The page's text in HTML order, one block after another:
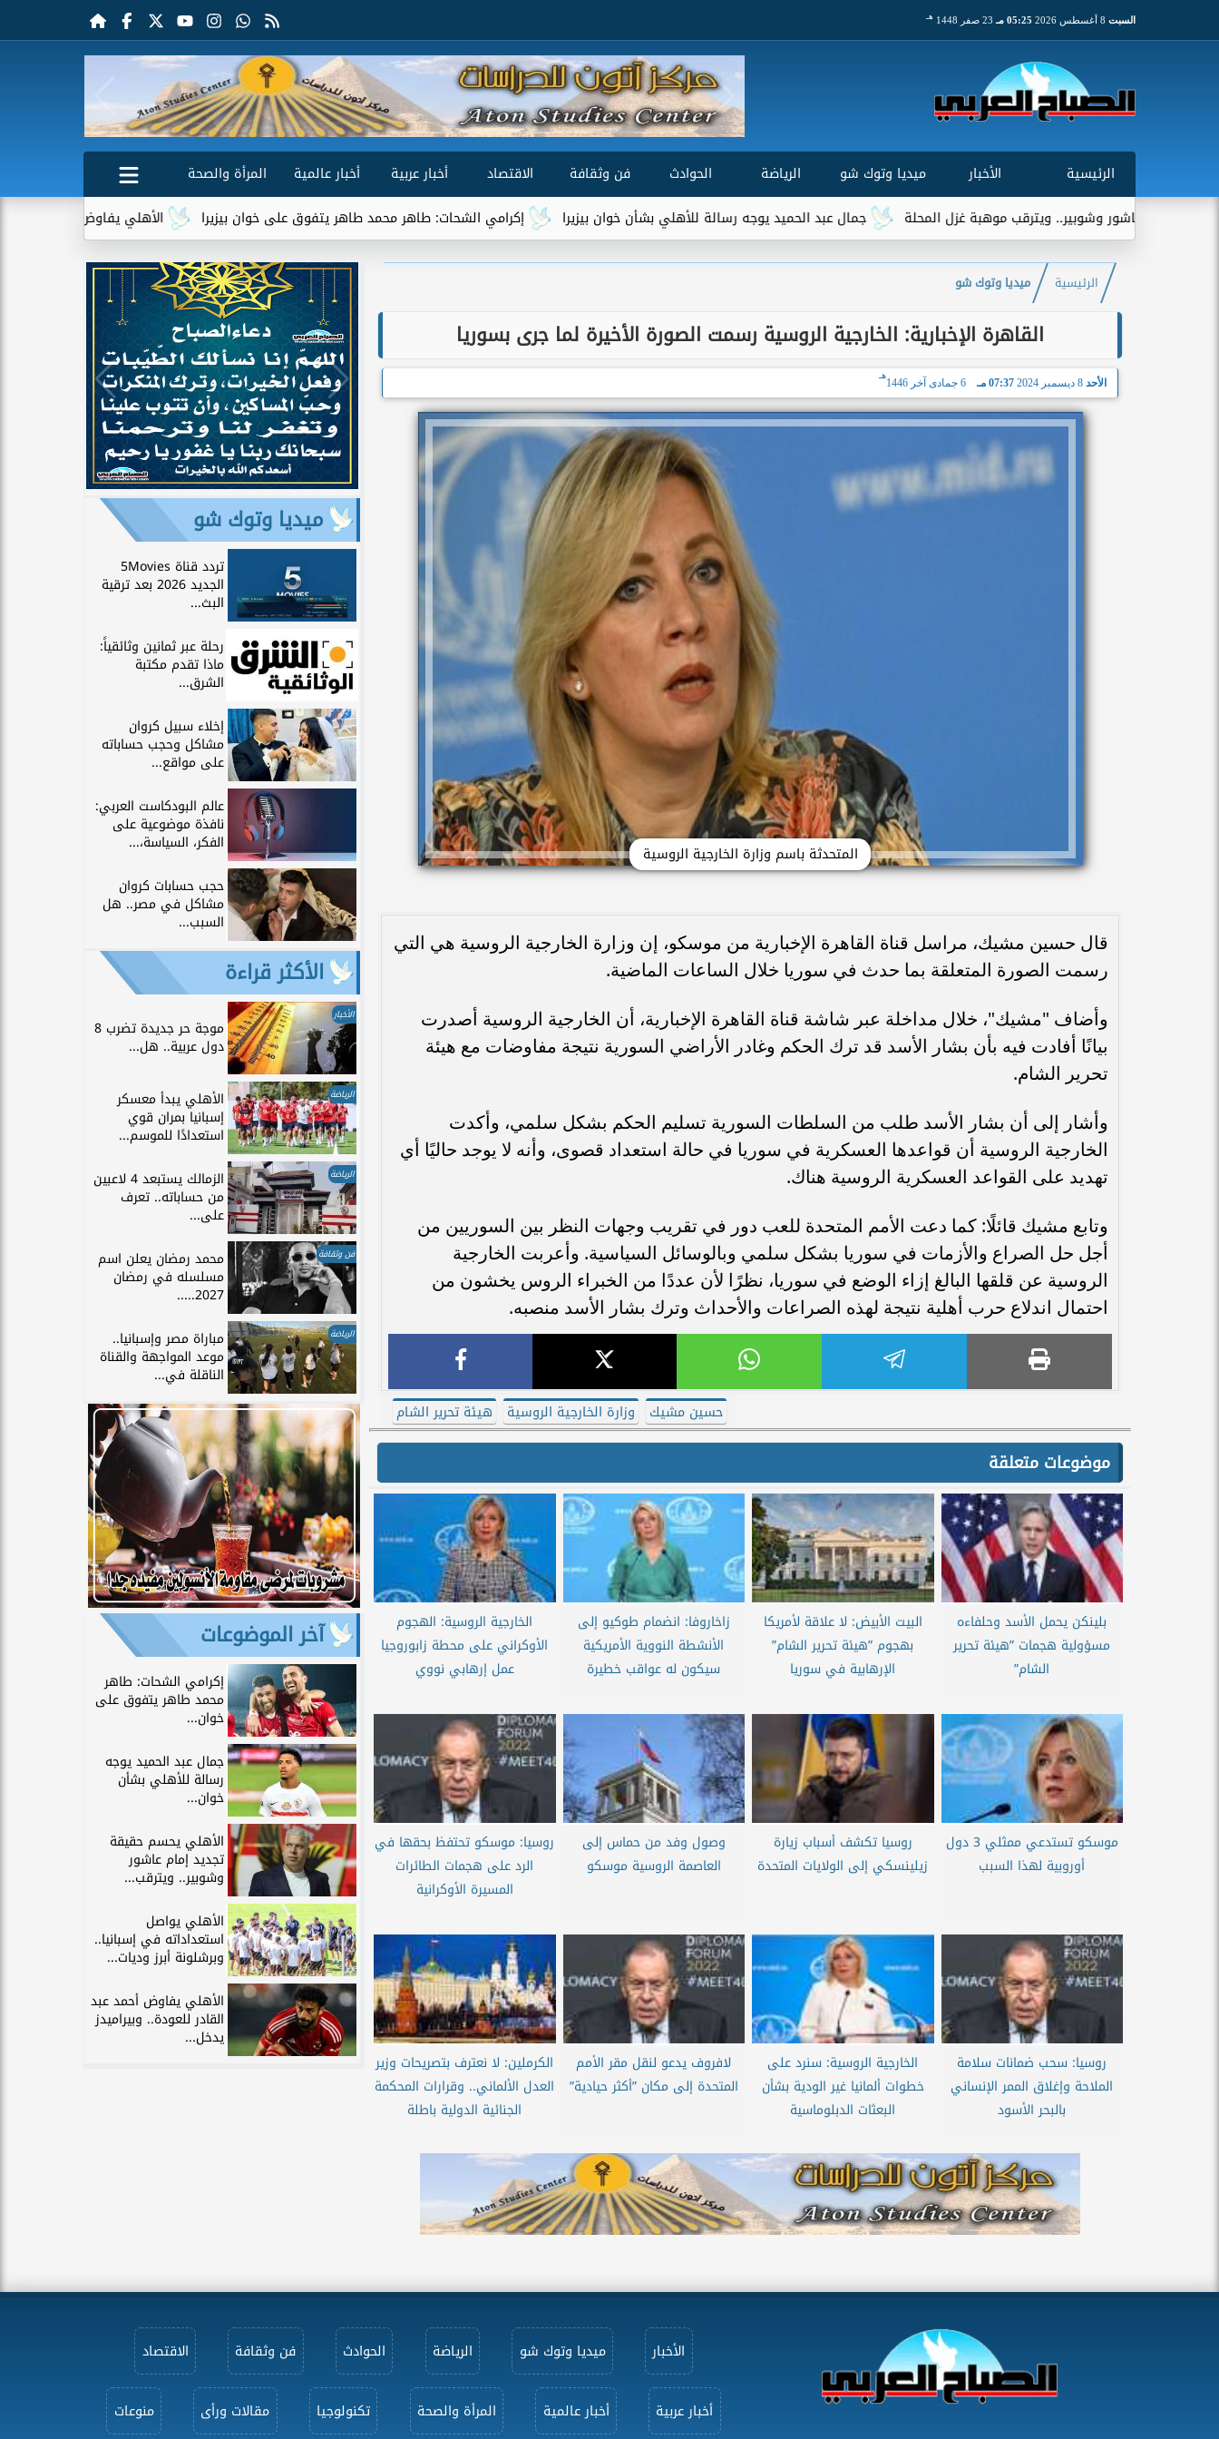
السبت 05:25 مـ 23 صفر 1448 هـ
الرئيسية الأخبار ميديا وتوك شو الرياضة الحوادث فن وثقافة الاقتصاد أخبار عربية أخبار عالمية
المرأة والصحة
الأهلي يفاوض أحمد عبد القادر
إكرامي الشحات: طاهر محمد طاهر يتفوق على خوان بيزيرا جمال عبد الحميد يوجه رسالة للأهلي بشأن خوان بيزيرا عاشور وشوبير.. ويترقب موهبة غزل المحلة
الرئيسية ميديا وتوك شو
القاهرة الإخبارية: الخارجية الروسية رسمت الصورة الأخيرة لما جرى بسوريا
الأحد 8 ديسمبر 2024 07:37 مـ 6 جمادى آخر 1446
هـ
المتحدثة باسم وزارة الخارجية الروسية
قال حسين مشيك، مراسل قناة القاهرة الإخبارية من موسكو، إن وزارة الخارجية الروسية هي التي
رسمت الصورة المتعلقة بما حدث في سوريا خلال الساعات الماضية.
وأضاف "مشيك"، خلال مداخلة عبر شاشة قناة القاهرة الإخبارية، أن الخارجية الروسية أصدرت
بيانًا أفادت فيه بأن بشار الأسد قد ترك الحكم وغادر الأراضي السورية نتيجة مفاوضات مع هيئة
تحرير الشام.
وأشار إلى أن بشار الأسد طلب من السلطات السورية تسليم الحكم بشكل سلمي، وأكدت
الخارجية الروسية أن قواعدها العسكرية في سوريا في حالة استعداد قصوى، وأنه لا يوجد حاليًا أي
تهديد على القواعد العسكرية الروسية هناك.
وتابع مشيك قائلًا: كما دعت الأمم المتحدة للعب دور في تقريب وجهات النظر بين السوريين من
أجل حل الصراع والأزمات في سوريا بشكل سلمي وبالوسائل السياسية. وأعربت الخارجية
الروسية عن قلقها البالغ إزاء الوضع في سوريا، نظرًا لأن عددًا من الخبراء الروس يخشون من
احتمال اندلاع حرب أهلية نتيجة لهذه الصراعات والأحداث وترك بشار الأسد منصبه.
حسين مشيك وزارة الخارجية الروسية هيئة تحرير الشام
موضوعات متعلقة
بلينكن يحمل الأسد وحلفاءه
مسؤولية هجمات ”هيئة تحرير
الشام”
البيت الأبيض: لا علاقة لأمريكا
بهجوم ”هيئة تحرير الشام”
الإرهابية في سوريا
زاخاروفا: انضمام طوكيو إلى
الأنشطة النووية الأمريكية
سيكون له عواقب خطيرة
الخارجية الروسية: الهجوم
الأوكراني على محطة زابوروجيا
عمل إرهابي نووي
موسكو تستدعي ممثلي 3 دول
أوروبية لهذا السبب
روسيا تكشف أسباب زيارة
زيلينسكي إلى الولايات المتحدة
وصول وفد من حماس إلى
العاصمة الروسية موسكو
روسيا: موسكو تحتفظ بحقها في
الرد على هجمات الطائرات
المسيرة الأوكرانية
روسيا: سحب ضمانات سلامة
الملاحة وإغلاق الممر الإنساني
بالبحر الأسود
الخارجية الروسية: سنرد على
خطوات ألمانيا غير الودية بشأن
البعثات الدبلوماسية
لافروف يدعو لنقل مقر الأمم
المتحدة إلى مكان ”أكثر حيادية”
الكرملين: لا نعترف بتصريحات وزير
العدل الألماني.. وقرارات المحكمة
الجنائية الدولية باطلة
ميديا وتوك شو
تردد قناة 5Movies
الجديد 2026 بعد ترقية
البث...
رحلة عبر ثمانين وثائقياً:
ماذا تقدم مكتبة
الشرق...
إخلاء سبيل كروان
مشاكل وحجب حساباته
على مواقع...
عالم البودكاست العربي:
نافذة موضوعية على
الفكر، السياسة،...
حجب حسابات كروان
مشاكل في مصر.. هل
السبب...
الأكثر قراءة
الأخبار
موجة حر جديدة تضرب 8
دول عربية.. هل...
الرياضة الأهلي يبدأ معسكر
إسبانيا بمران قوي
استعدادًا للموسم...
الرياضة الزمالك يستبعد 4 لاعبين
من حساباته.. تعرف
على...
فن وثقافة محمد رمضان يعلن اسم
مسلسله في رمضان
2027.....
الرياضة مباراة مصر وإسبانيا..
موعد المواجهة والقناة
الناقلة في...
آخر الموضوعات
إكرامي الشحات: طاهر
محمد طاهر يتفوق على
خوان...
جمال عبد الحميد يوجه
رسالة للأهلي بشأن
خوان...
الأهلي يحسم حقيقة
تجديد إمام عاشور
وشوبير.. ويترقب...
الأهلي يواصل
استعداداته في إسبانيا..
وبرشلونة أبرز وديات...
الأهلي يفاوض أحمد عبد
القادر للعودة.. وبيراميدز
يدخل...
الأخبار ميديا وتوك شو الرياضة الحوادث فن وثقافة الاقتصاد
أخبار عربية أخبار عالمية المرأة والصحة تكنولوجيا مقالات ورأى منوعات